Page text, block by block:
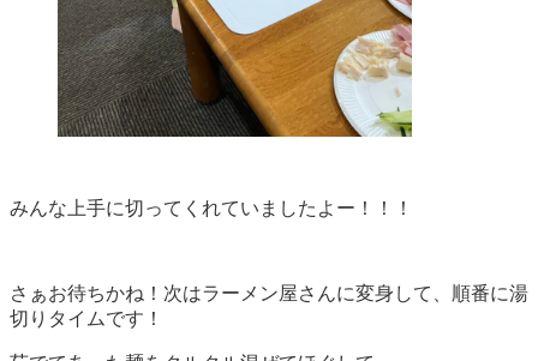
みんな上手に切ってくれていましたよー！！！
さぁお待ちかね！次はラーメン屋さんに変身して、順番に湯
切りタイムです！